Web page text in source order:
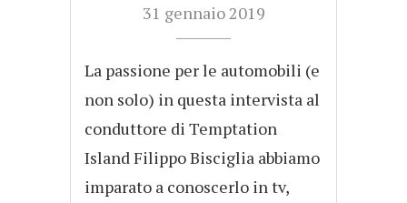
31 gennaio 2019
La passione per le automobili (e
non solo) in questa intervista al
conduttore di Temptation
Island Filippo Bisciglia abbiamo
imparato a conoscerlo in tv,